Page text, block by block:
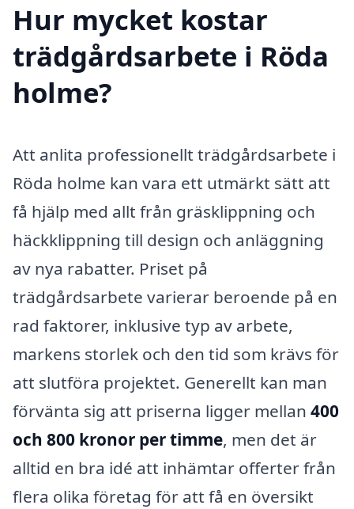
Hur mycket kostar
trädgårdsarbete i Röda
holme?
Att anlita professionellt trädgårdsarbete i
Röda holme kan vara ett utmärkt sätt att
få hjälp med allt från gräsklippning och
häckklippning till design och anläggning
av nya rabatter. Priset på
trädgårdsarbete varierar beroende på en
rad faktorer, inklusive typ av arbete,
markens storlek och den tid som krävs för
att slutföra projektet. Generellt kan man
förvänta sig att priserna ligger mellan 400
och 800 kronor per timme, men det är
alltid en bra idé att inhämtar offerter från
flera olika företag för att få en översikt